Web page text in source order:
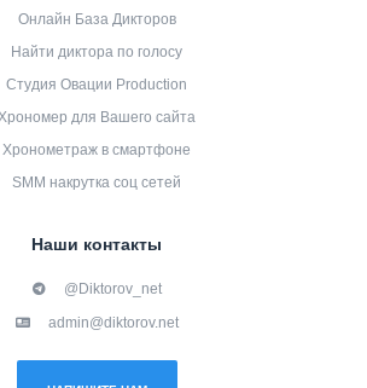
Онлайн База Дикторов
Найти диктора по голосу
Студия Овации Production
для Вашего сайта
Хронометраж в смартфоне
SMM накрутка соц сетей
Наши контакты
@Diktorov_net
admin@diktorov.net